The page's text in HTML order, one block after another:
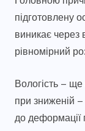
підготовлену
виникає через
рівномірний
Вологість –
при зниженій
до деформації